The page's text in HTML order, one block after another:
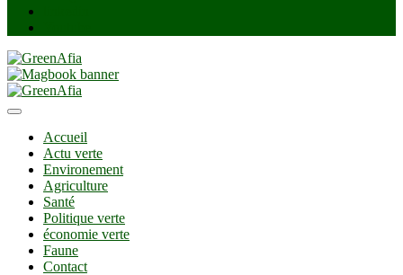
GreenAfia
Accueil
Actu verte
Environement
Agriculture
Santé
Politique verte
économie verte
Faune
Contact